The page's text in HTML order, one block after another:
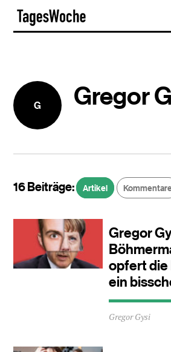
Skip
content
G Gregor
16 Beiträge: Artikel
Gregor
opfert
ein
Lesezeit
Gregor Gysi